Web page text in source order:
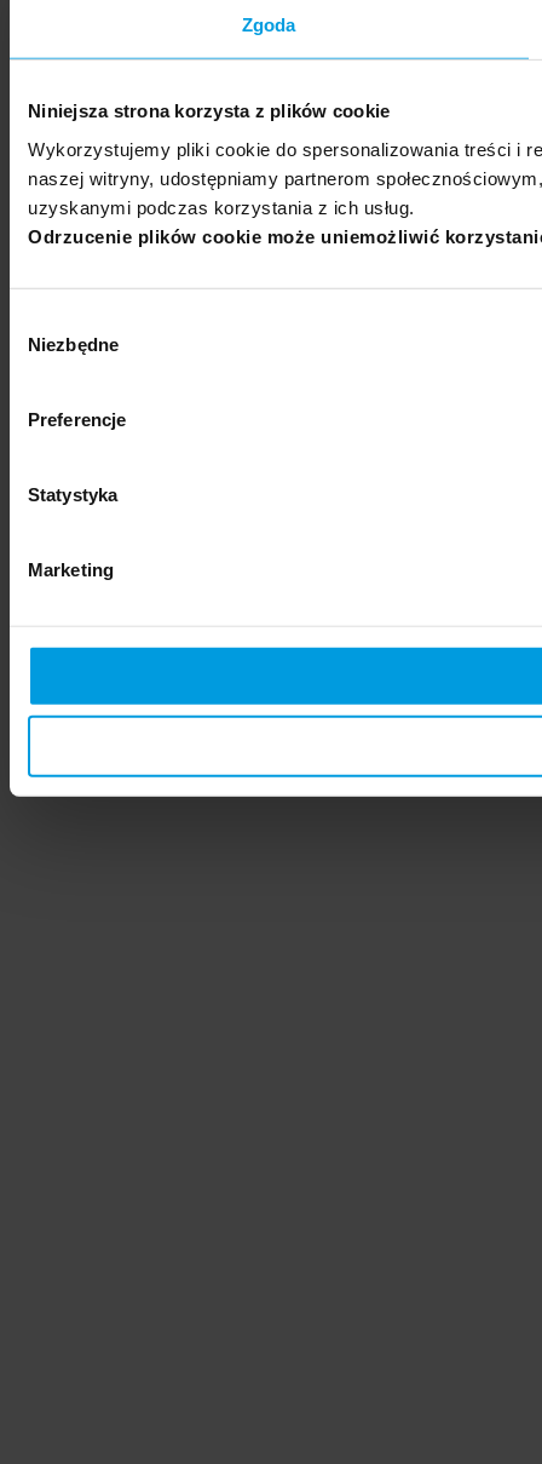
Zgoda
Niniejsza strona korzysta z plików cookie
Wykorzystujemy pliki cookie do spersonalizowania treści i
naszej witryny, udostępniamy partnerom
uzyskanymi podczas korzystania z ich usług.
Odrzucenie plików cookie może uniemożliwić
zgody
Niezbędne
Preferencje
Statystyka
Marketing